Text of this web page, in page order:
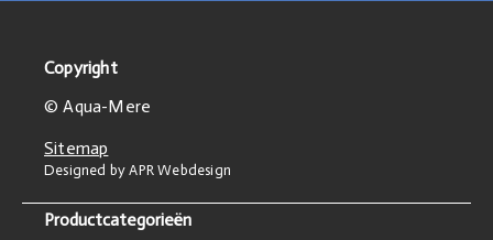
Copyright
© Aqua-Mere
Sitemap
Designed by APR Webdesign
Productcategorieën